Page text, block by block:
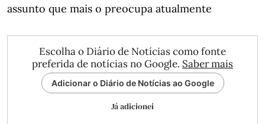
assunto que mais o preocupa atualmente
Escolha o Diário de Notícias como fonte
preferida de notícias no Google. Saber mais
Adicionar o Diário de Notícias ao Google
Já adicionei